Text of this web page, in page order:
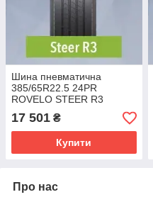
Шина пневматична
385/65R22.5 24PR
ROVELO STEER R3
164K/158L M+S 3PMSF TL
17 501 ₴
Купити
Про нас